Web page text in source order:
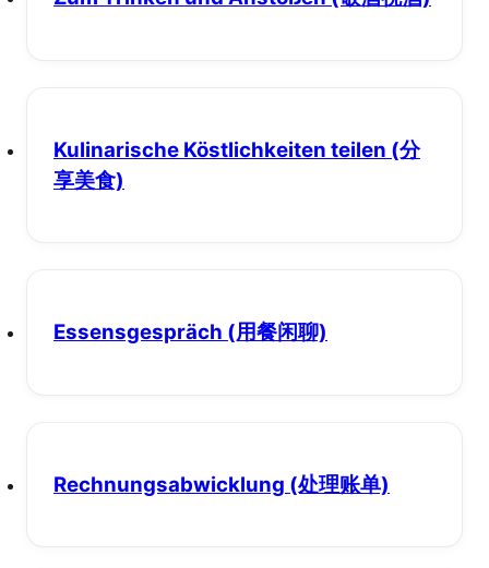
Kulinarische Köstlichkeiten teilen (分
享美食)
Essensgespräch (用餐闲聊)
Rechnungsabwicklung (处理账单)